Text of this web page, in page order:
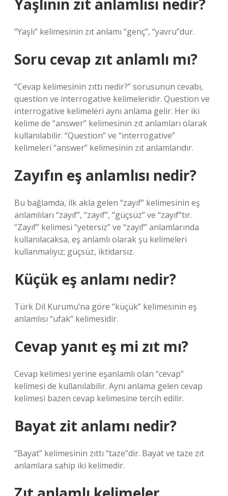
Yaşlının zıt anlamlısı nedir?
“Yaşlı” kelimesinin zıt anlamı “genç”, “yavru”dur.
Soru cevap zıt anlamlı mı?
“Cevap kelimesinin zıttı nedir?” sorusunun cevabı,
question ve interrogative kelimeleridir. Question ve
interrogative kelimeleri aynı anlama gelir. Her iki
kelime de “answer” kelimesinin zıt anlamları olarak
kullanılabilir. “Question” ve “interrogative”
kelimeleri “answer” kelimesinin zıt anlamlarıdır.
Zayıfın eş anlamlısı nedir?
Bu bağlamda, ilk akla gelen “zayıf” kelimesinin eş
anlamlıları “zayıf”, “zayıf”, “güçsüz” ve “zayıf”tır.
“Zayıf” kelimesi “yetersiz” ve “zayıf” anlamlarında
kullanılacaksa, eş anlamlı olarak şu kelimeleri
kullanmalıyız; güçsüz, iktidarsız.
Küçük eş anlamı nedir?
Türk Dil Kurumu’na göre “küçük” kelimesinin eş
anlamlısı “ufak” kelimesidir.
Cevap yanıt eş mi zıt mı?
Cevap kelimesi yerine eşanlamlı olan “cevap”
kelimesi de kullanılabilir. Aynı anlama gelen cevap
kelimesi bazen cevap kelimesine tercih edilir.
Bayat zit anlamı nedir?
“Bayat” kelimesinin zıttı “taze”dir. Bayat ve taze zıt
anlamlara sahip iki kelimedir.